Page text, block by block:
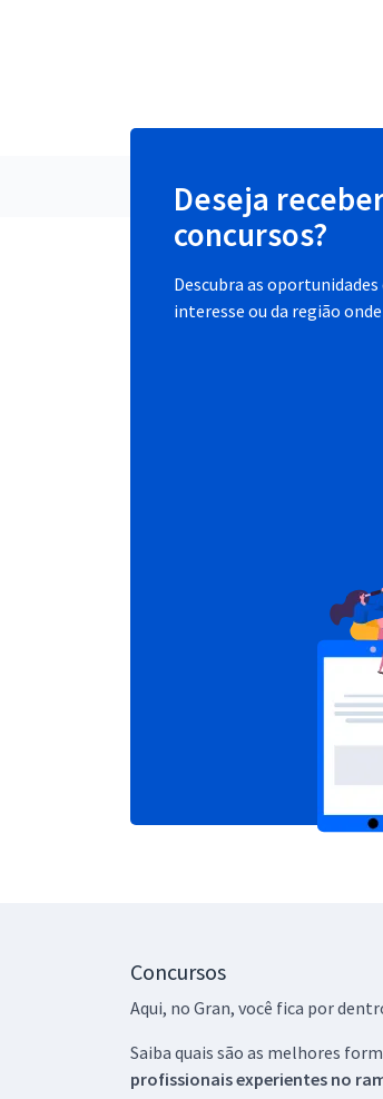
Deseja
concursos?
Descubra as
interesse ou da região
Concursos
Aqui, no Gran, você fica por
Saiba quais são as melhores
profissionais experientes no